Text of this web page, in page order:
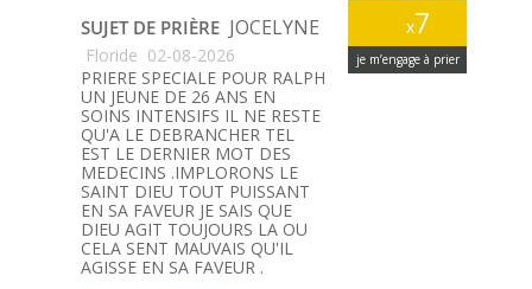
x7
je m’engage à prier
SUJET DE PRIÈRE JOCELYNE
Floride 02-08-2026
PRIERE SPECIALE POUR RALPH
UN JEUNE DE 26 ANS EN
SOINS INTENSIFS IL NE RESTE
QU'A LE DEBRANCHER TEL
EST LE DERNIER MOT DES
MEDECINS .IMPLORONS LE
SAINT DIEU TOUT PUISSANT
EN SA FAVEUR JE SAIS QUE
DIEU AGIT TOUJOURS LA OU
CELA SENT MAUVAIS QU'IL
AGISSE EN SA FAVEUR .